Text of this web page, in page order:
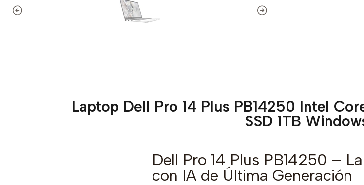
Laptop Dell Pro 14 Plus PB14250 Intel
SSD 1TB
Dell Pro 14 Plus PB14250 –
con IA de Última Generación